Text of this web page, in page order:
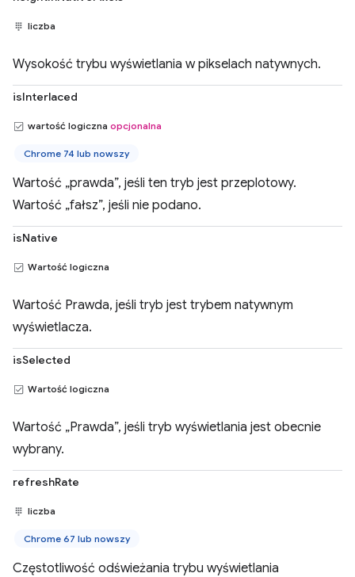
liczba
Wysokość trybu wyświetlania w pikselach natywnych.
isInterlaced
wartość logiczna opcjonalna
Chrome 74 lub nowszy
Wartość „prawda”, jeśli ten tryb jest przeplotowy.
Wartość „fałsz”, jeśli nie podano.
isNative
Wartość logiczna
Wartość Prawda, jeśli tryb jest trybem natywnym
wyświetlacza.
isSelected
Wartość logiczna
Wartość „Prawda”, jeśli tryb wyświetlania jest obecnie
wybrany.
refreshRate
liczba
Chrome 67 lub nowszy
Częstotliwość odświeżania trybu wyświetlania